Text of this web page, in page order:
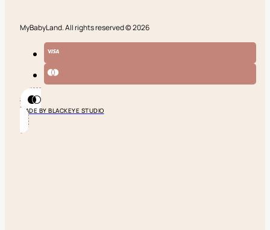
MyBabyLand. All rights reserved © 2026
MADE BY BLACKEYE STUDIO